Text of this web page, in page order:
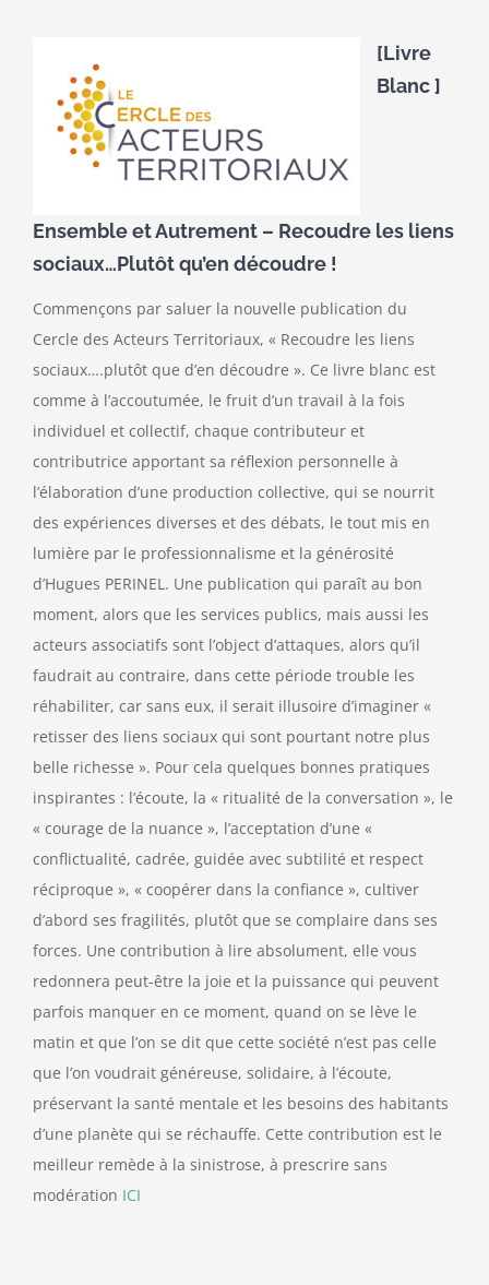
[Livre
Blanc ]
Ensemble et Autrement – Recoudre les liens
sociaux…Plutôt qu’en découdre !
Commençons par saluer la nouvelle publication du
Cercle des Acteurs Territoriaux, « Recoudre les liens
sociaux….plutôt que d’en découdre ». Ce livre blanc est
comme à l’accoutumée, le fruit d’un travail à la fois
individuel et collectif, chaque contributeur et
contributrice apportant sa réflexion personnelle à
l’élaboration d’une production collective, qui se nourrit
des expériences diverses et des débats, le tout mis en
lumière par le professionnalisme et la générosité
d’Hugues PERINEL. Une publication qui paraît au bon
moment, alors que les services publics, mais aussi les
acteurs associatifs sont l’object d’attaques, alors qu’il
faudrait au contraire, dans cette période trouble les
réhabiliter, car sans eux, il serait illusoire d’imaginer «
retisser des liens sociaux qui sont pourtant notre plus
belle richesse ». Pour cela quelques bonnes pratiques
inspirantes : l’écoute, la « ritualité de la conversation », le
« courage de la nuance », l’acceptation d’une «
conflictualité, cadrée, guidée avec subtilité et respect
réciproque », « coopérer dans la confiance », cultiver
d’abord ses fragilités, plutôt que se complaire dans ses
forces. Une contribution à lire absolument, elle vous
redonnera peut-être la joie et la puissance qui peuvent
parfois manquer en ce moment, quand on se lève le
matin et que l’on se dit que cette société n’est pas celle
que l’on voudrait généreuse, solidaire, à l’écoute,
préservant la santé mentale et les besoins des habitants
d’une planète qui se réchauffe. Cette contribution est le
meilleur remède à la sinistrose, à prescrire sans
modération ICI